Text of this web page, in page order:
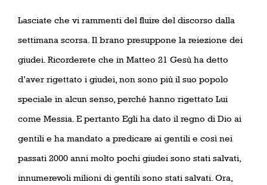
Lasciate che vi rammenti del fluire del discorso dalla
settimana scorsa. Il brano presuppone la reiezione dei
giudei. Ricorderete che in Matteo 21 Gesù ha detto
d’aver rigettato i giudei, non sono più il suo popolo
speciale in alcun senso, perché hanno rigettato Lui
come Messia. E pertanto Egli ha dato il regno di Dio ai
gentili e ha mandato a predicare ai gentili e così nei
passati 2000 anni molto pochi giudei sono stati salvati,
innumerevoli milioni di gentili sono stati salvati. Ora,